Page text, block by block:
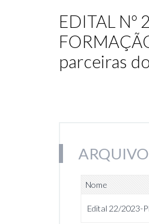
EDITAL Nº
parceiras
Nome
Edital 22/2023-